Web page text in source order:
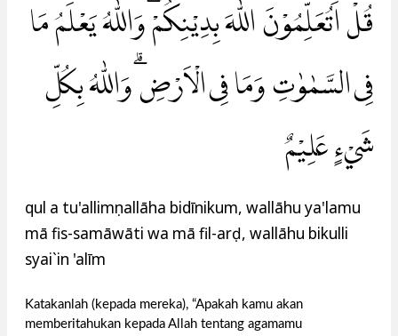
قُلْ اَتُعَلِّمُوْنَ اللّٰهَ بِدِيْنِكُمْۗ وَاللّٰهُ يَعْلَمُ مَا
فِى السَّمٰوٰتِ وَمَا فِى الْاَرْضِۗ وَاللّٰهُ بِكُلِّ
شَيْءٍ عَلِيْمٌ
qul a tu'allimụnallāha bidīnikum, wallāhu ya'lamu
mā fis-samāwāti wa mā fil-arḍ, wallāhu bikulli
syai`in 'alīm
Katakanlah (kepada mereka), “Apakah kamu akan
memberitahukan kepada Allah tentang agamamu